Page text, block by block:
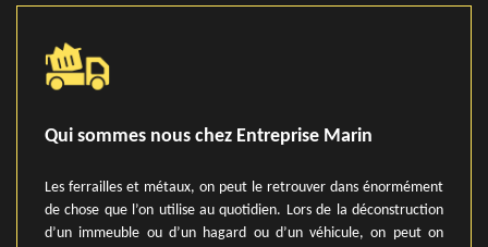
Qui sommes nous chez Entreprise Marin
Les ferrailles et métaux, on peut le retrouver dans énormément
de chose que l’on utilise au quotidien. Lors de la déconstruction
d’un immeuble ou d’un hagard ou d’un véhicule, on peut on